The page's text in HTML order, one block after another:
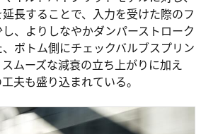
長することで、入力を受けた際のフ
、よりしなやかダンパーストローク
ボトム側にチェックバルブスプリン
ムーズな減衰の立ち上がりに加え
夫も盛り込まれている。